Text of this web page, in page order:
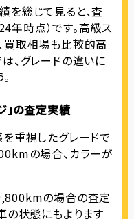
を総じて見ると、査
時点）です。高級ス
買取相場も比較的高
、グレードの違いに
」の査定実績
重視したグレードで
の場合、カラーが
の場合の査定
の状態にもよります